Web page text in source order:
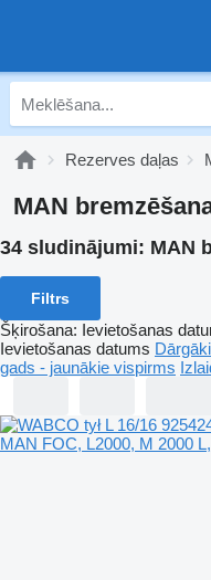
Rezerves daļas
MAN
34 sludinājumi: MAN
Filtrs
Šķirošana: Ievietošanas
Ievietošanas datums
gads - jaunākie vispirms